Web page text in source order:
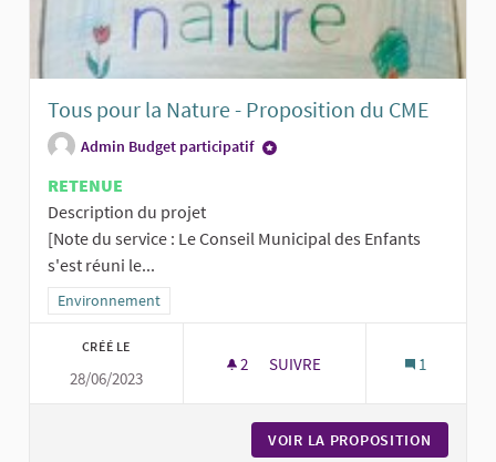
Tous pour la Nature - Proposition du CME
Admin Budget participatif
RETENUE
Description du projet
[Note du service : Le Conseil Municipal des Enfants
s'est réuni le...
Filtrer les résultats de la catégorie : Environnement
Environnement
CRÉÉ LE
28/06/2023
2 2 ABONNÉS
SUIVRE 1
VOIR LA PROPOSITION